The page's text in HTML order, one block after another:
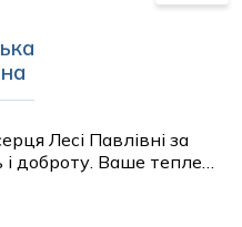
Лесі Павлівні за
і доброту. Ваше тепле
дарують спокій і
обстеження,